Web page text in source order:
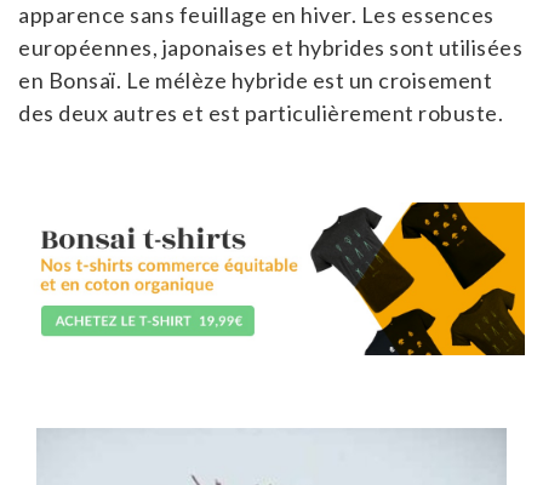
apparence sans feuillage en hiver. Les essences
européennes, japonaises et hybrides sont utilisées
en Bonsaï. Le mélèze hybride est un croisement
des deux autres et est particulièrement robuste.